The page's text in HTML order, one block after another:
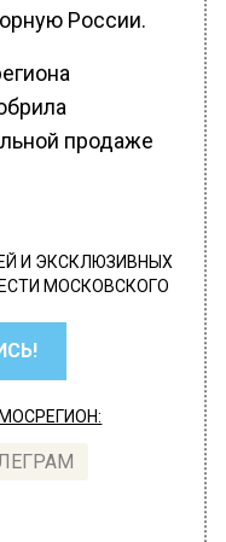
России.
продаже
И ЭКСКЛЮЗИВНЫХ
МОСКОВСКОГО